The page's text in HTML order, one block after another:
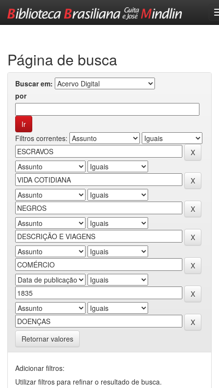
Página de busca
Buscar em:
por
Filtros correntes:
Retornar valores
Adicionar filtros:
Utilizar filtros para refinar o resultado de busca.